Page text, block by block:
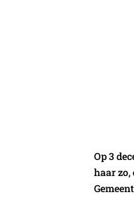
Op 3
haar zo,